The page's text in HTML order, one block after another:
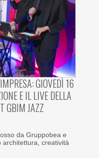
GIOVEDÌ 16
E IL LIVE DELLA
GBIM JAZZ
da Gruppobea e
architettura, creatività